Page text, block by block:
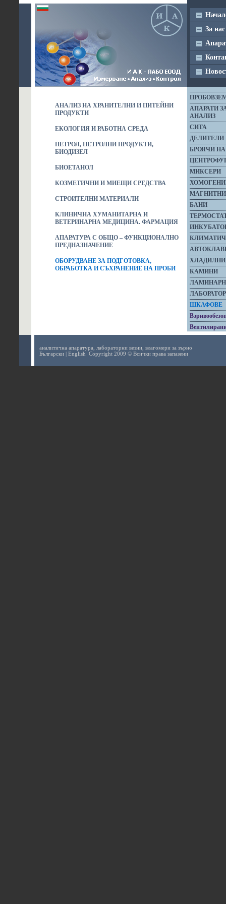
За нас
АНАЛИЗ НА ХРАНИТЕЛНИ И ПИТЕЙНИ
ПРОДУКТИ
ЕКОЛОГИЯ И РАБОТНА СРЕДА
ПЕТРОЛ, ПЕТРОЛНИ ПРОДУКТИ,
БИОДИЗЕЛ
БИОЕТАНОЛ
КОЗМЕТИЧНИ И МИЕЩИ СРЕДСТВА
СТРОИТЕЛНИ МАТЕРИАЛИ
КЛИНИЧНА ХУМАНИТАРНА И
ВЕТЕРИНАРНА МЕДИЦИНА. ФАРМАЦИЯ
АПАРАТУРА С ОБЩО – ФУНКЦИОНАЛНО
ПРЕДНАЗНАЧЕНИЕ
ОБОРУДВАНЕ ЗА ПОДГОТОВКА,
ОБРАБОТКА И СЪХРАНЕНИЕ НА ПРОБИ
АПАРАТИ
АНАЛИЗ
СИТА
ДЕЛИТЕЛИ
БРОЯЧИ
МИКСЕРИ
БАНИ
КАМИНИ
ШКАФОВЕ
аналитична апаратура, лабораторни везни, влагомери за зърно
Български | English Copyright 2009 © Всички права запазени